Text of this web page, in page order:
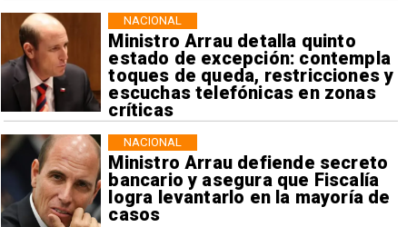
Ministro Arrau detalla quinto
estado de excepción: contempla
toques de queda, restricciones y
escuchas telefónicas en zonas
críticas
NACIONAL
Ministro Arrau defiende secreto
bancario y asegura que Fiscalía
logra levantarlo en la mayoría de
casos
NACIONAL